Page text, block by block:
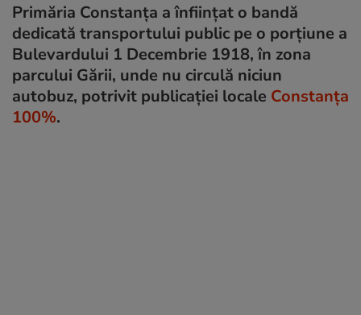
Primăria Constanța a înființat o bandă
dedicată transportului public pe o porțiune a
Bulevardului 1 Decembrie 1918, în zona
parcului Gării, unde nu circulă niciun
autobuz, potrivit publicației locale Constanța
100%.